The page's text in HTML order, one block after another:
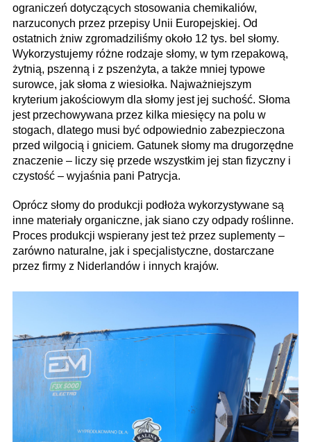
ograniczeń dotyczących stosowania chemikaliów,
narzuconych przez przepisy Unii Europejskiej. Od
ostatnich żniw zgromadziliśmy około 12 tys. bel słomy.
Wykorzystujemy różne rodzaje słomy, w tym rzepakową,
żytnią, pszenną i z pszenżyta, a także mniej typowe
surowce, jak słoma z wiesiołka. Najważniejszym
kryterium jakościowym dla słomy jest jej suchość. Słoma
jest przechowywana przez kilka miesięcy na polu w
stogach, dlatego musi być odpowiednio zabezpieczona
przed wilgocią i gniciem. Gatunek słomy ma drugorzędne
znaczenie – liczy się przede wszystkim jej stan fizyczny i
czystość – wyjaś­nia pani Patrycja.
Oprócz słomy do produkcji podłoża wykorzystywane są
inne materiały organiczne, jak siano czy odpady roślinne.
Proces produkcji wspierany jest też przez suplementy –
zarówno naturalne, jak i specjalistyczne, dostarczane
przez firmy z Niderlandów i innych krajów.